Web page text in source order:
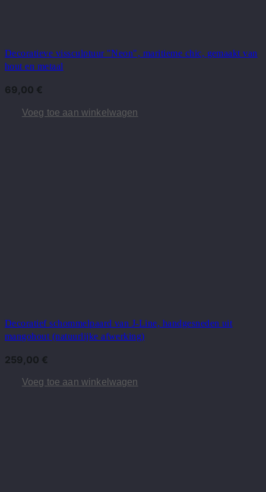
Decoratieve vissculptuur "Neon", maritieme chic, gemaakt van
hout en metaal
69,00 €
Voeg toe aan winkelwagen
Decoratief schommelpaard van J-Line, handgesneden uit
mangohout (natuurlijke afwerking)
259,00 €
Voeg toe aan winkelwagen